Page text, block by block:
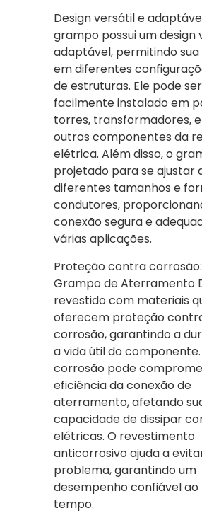
Design versátil e
grampo possui um design
adaptável, permitindo
em diferentes
de estruturas. Ele pode ser
facilmente instalado em
torres, transformadores,
outros componentes da
elétrica. Além disso, o
projetado para se ajustar
diferentes tamanhos e
condutores,
conexão segura e
várias aplicações.
Proteção contra
Grampo de Aterramento
revestido com materiais
oferecem proteção
corrosão, garantindo a
a vida útil do componente.
corrosão pode
eficiência da conexão de
aterramento, afetando
capacidade de dissipar
elétricas. O revestimento
anticorrosivo ajuda a
problema, garantindo um
desempenho confiável ao
tempo.